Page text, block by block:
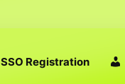
SSO Registration